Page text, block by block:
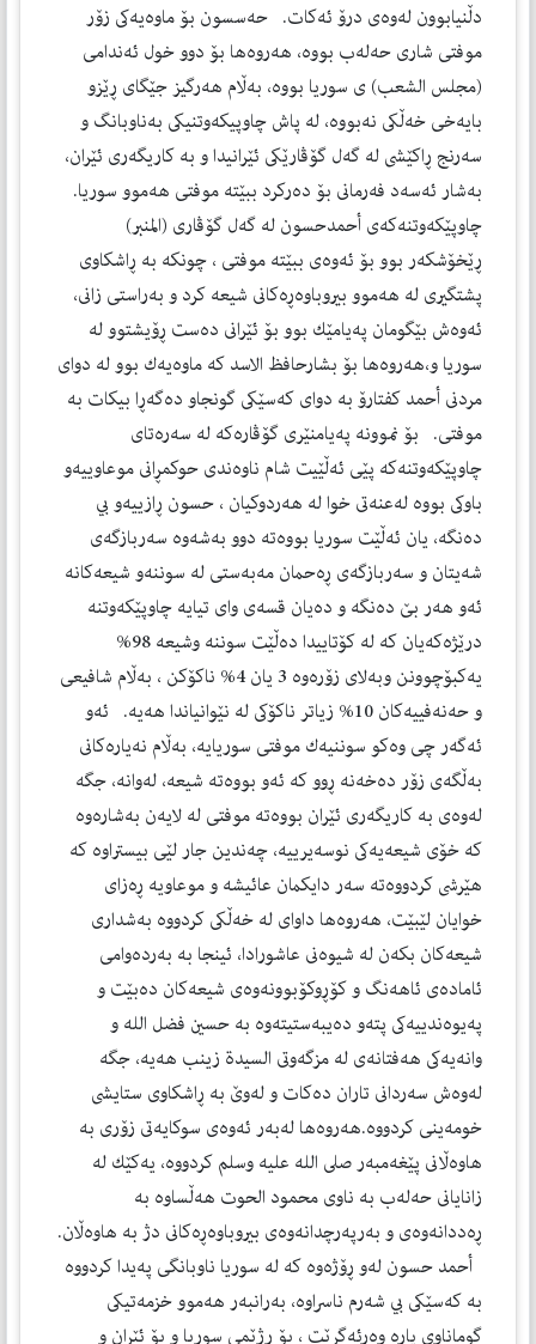
دڵنيابوون له‌وه‌ى درۆ ئه‌كات. حه‌سسون بۆ ماوه‌يه‌كى زۆر
موفتى شارى حه‌له‌ب بووه‌، هه‌روه‌ها بۆ دوو خول ئه‌ندامى
(مجلس الشعب) ى سوريا بووه‌، به‌ڵام هه‌رگيز جێگاى ڕێزو
بايه‌خى خه‌ڵكى نه‌بووه‌، له‌ پاش چاوپيكه‌وتنيكى به‌ناوبانگ و
سه‌رنج ڕاكێشى له‌ گه‌ل گۆڤارێكى ئێرانيدا و به‌ كاريگه‌رى ئێران،
به‌شار ئه‌سه‌د فه‌رمانى بۆ ده‌ركرد ببێته‌ موفتى هه‌موو سوريا.
چاوپێكه‌وتنه‌كه‌ى أحمدحسون له‌ گه‌ل گۆڤارى (المنبر)
ڕێخۆشكه‌ر بوو بۆ ئه‌وه‌ى ببێته‌ موفتى ، چونكه‌ به‌ ڕاشكاوى
پشتگيرى له‌ هه‌موو بيروباوه‌ڕه‌كانى شيعه‌ كرد و به‌راستى زانى،
ئه‌وه‌ش بێگومان په‌يامێك بوو بۆ ئێرانى ده‌ست ڕۆيشتوو له‌
سوريا و،هه‌روه‌ها بۆ بشارحافظ الاسد كه‌ ماوه‌يه‌ك بوو له‌ دواى
مردنى أحمد كفتارۆ به‌ دواى كه‌سێكى گونجاو ده‌گه‌ڕا بيكات به‌
موفتى. بۆ نموونه‌ په‌يامنێرى گۆڤاره‌كه‌ له‌ سه‌ره‌تاى
چاوپێكه‌وتنه‌كه‌ پێى ئه‌ڵێيت شام ناوه‌ندى حوكمڕانى موعاوييه‌و
باوكى بووه‌ له‌عنه‌تى خوا له‌ هه‌ردوكيان ، حسون ڕازييه‌و بي
ده‌نگه‌، يان ئه‌ڵێت سوريا بووه‌ته‌ دوو به‌شه‌وه‌ سه‌ربازگه‌ى
شه‌يتان و سه‌ربازگه‌ى ڕه‌حمان مه‌به‌ستى له‌ سوننه‌و شيعه‌كانه‌
ئه‌و هه‌ر بێ ده‌نگه‌ و ده‌يان قسه‌ى واى تيايه‌ چاوپێكه‌وتنه‌
درێژه‌كه‌يان كه‌ له‌ كۆتاييدا ده‌ڵێت سوننه‌ وشيعه‌ 98%
يه‌كبۆچوونن وبه‌لاى زۆره‌وه‌ 3 يان 4% ناكۆكن ، به‌ڵام شافيعى
و حه‌نه‌فييه‌كان 10% زياتر ناكۆكى له‌ نێوانياندا هه‌يه‌. ئه‌و
ئه‌گه‌ر چى وه‌كو سوننيه‌ك موفتى سوريايه‌، به‌ڵام نه‌ياره‌كانى
به‌ڵگه‌ى زۆر ده‌خه‌نه‌ ڕوو كه‌ ئه‌و بووه‌ته‌ شيعه‌، له‌وانه‌، جگه‌
له‌وه‌ى به‌ كاريگه‌رى ئێران بووه‌ته‌ موفتى له‌ لايه‌ن به‌شاره‌وه‌
كه‌ خۆى شيعه‌يه‌كى نوسه‌يرييه‌، چه‌ندين جار لێى بيستراوه‌ كه‌
هێرشى كردووه‌ته‌ سه‌ر دايكمان عائيشه‌ و موعاويه‌ ڕه‌زاى
خوايان لێبێت، هه‌روه‌ها داواى له‌ خه‌ڵكى كردووه‌ به‌شدارى
شيعه‌كان بكه‌ن له‌ شيوه‌نى عاشورادا، ئينجا به‌ به‌رده‌وامى
ئاماده‌ى ئاهه‌نگ و كۆڕوكۆبوونه‌وه‌ى شيعه‌كان ده‌بێت و
په‌يوه‌ندييه‌كى پته‌و ده‌يبه‌ستيته‌وه‌ به‌ حسين فضل الله و
وانه‌يه‌كى هه‌فتانه‌ى له‌ مزگه‌وتى السيدة زينب هه‌يه‌، جگه‌
له‌وه‌ش سه‌ردانى تاران ده‌كات و له‌وێ به‌ ڕاشكاوى ستايشى
خومه‌ينى كردووه‌.هه‌روه‌ها له‌به‌ر ئه‌وه‌ى سوكايه‌تى زۆرى به‌
هاوه‌ڵانى پێغه‌مبه‌ر صلى الله عليه وسلم كردووه‌، يه‌كێك له‌
زانايانى حه‌له‌ب به‌ ناوى محمود الحوت هه‌ڵساوه‌ به‌
ڕه‌ددانه‌وه‌ى و به‌رپه‌رچدانه‌وه‌ى بيروباوه‌ڕه‌كانى دژ به‌ هاوه‌ڵان.
أحمد حسون له‌و ڕۆژه‌وه‌ كه‌ له‌ سوريا ناوبانگى په‌يدا كردووه‌
به‌ كه‌سێكى بي شه‌رم ناسراوه‌، به‌رانبه‌ر هه‌موو خزمه‌تيكى
گوماناوى پاره‌ وه‌رئه‌گرێت ، بۆ ڕژێمى سوريا و بۆ ئێران و